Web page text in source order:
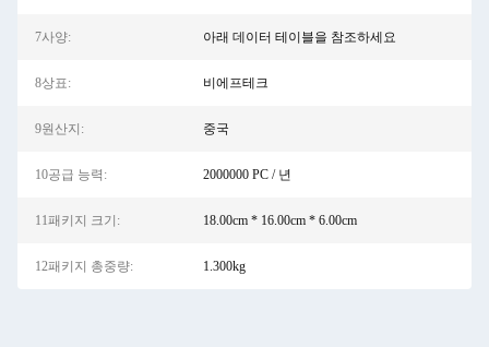
7사양: 아래 데이터 테이블을 참조하세요
8상표: 비에프테크
9원산지: 중국
10공급 능력: 2000000 PC / 년
11패키지 크기: 18.00cm * 16.00cm * 6.00cm
12패키지 총중량: 1.300kg